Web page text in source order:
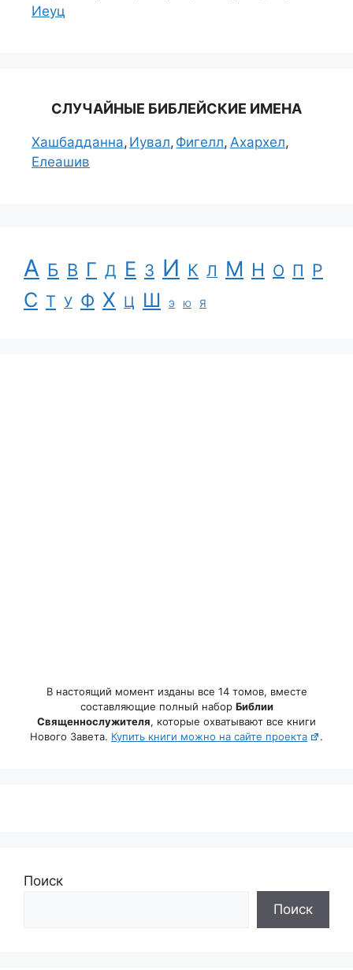
Иеуц
СЛУЧАЙНЫЕ БИБЛЕЙСКИЕ ИМЕНА
Хашбадданна Иувал Фигелл Ахархел
Елеашив
А Б В Г Д Е З И К Л М Н О П Р
С Т У Ф Х Ц Ш Э Ю Я
В настоящий момент изданы все 14 томов, вместе
составляющие полный набор Библии
Священнослужителя, которые охватывают все книги
Нового Завета. Купить книги можно на сайте проекта .
Поиск
Поиск